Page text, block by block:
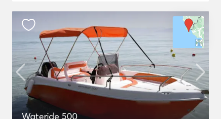
Wateride 500